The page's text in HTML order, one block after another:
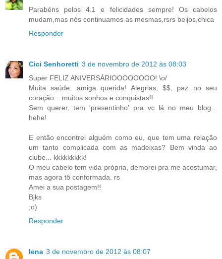
Parabéns pelos 4.1 e felicidades sempre! Os cabelos
mudam,mas nós continuamos as mesmas,rsrs beijos,chica
Responder
Cici Senhoretti 3 de novembro de 2012 às 08:03
Super FELIZ ANIVERSÁRIOOOOOOOO! \o/
Muita saúde, amiga querida! Alegrias, $$, paz no seu
coração... muitos sonhos e conquistas!!
Sem querer, tem 'presentinho' pra vc lá no meu blog...
hehe!
E então encontrei alguém como eu, que tem uma relação
um tanto complicada com as madeixas? Bem vinda ao
clube... kkkkkkkkk!
O meu cabelo tem vida própria, demorei pra me acostumar,
mas agora tô conformada. rs
Amei a sua postagem!!
Bjks
;o)
Responder
lena 3 de novembro de 2012 às 08:07